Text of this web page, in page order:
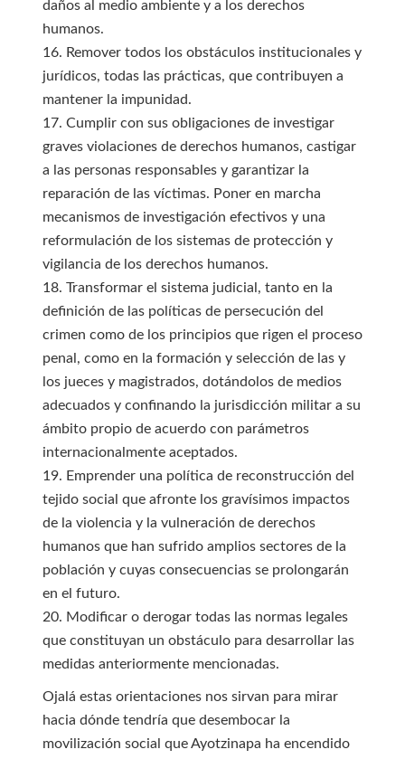
daños al medio ambiente y a los derechos
humanos.
16. Remover todos los obstáculos institucionales y
jurídicos, todas las prácticas, que contribuyen a
mantener la impunidad.
17. Cumplir con sus obligaciones de investigar
graves violaciones de derechos humanos, castigar
a las personas responsables y garantizar la
reparación de las víctimas. Poner en marcha
mecanismos de investigación efectivos y una
reformulación de los sistemas de protección y
vigilancia de los derechos humanos.
18. Transformar el sistema judicial, tanto en la
definición de las políticas de persecución del
crimen como de los principios que rigen el proceso
penal, como en la formación y selección de las y
los jueces y magistrados, dotándolos de medios
adecuados y confinando la jurisdicción militar a su
ámbito propio de acuerdo con parámetros
internacionalmente aceptados.
19. Emprender una política de reconstrucción del
tejido social que afronte los gravísimos impactos
de la violencia y la vulneración de derechos
humanos que han sufrido amplios sectores de la
población y cuyas consecuencias se prolongarán
en el futuro.
20. Modificar o derogar todas las normas legales
que constituyan un obstáculo para desarrollar las
medidas anteriormente mencionadas.
Ojalá estas orientaciones nos sirvan para mirar
hacia dónde tendría que desembocar la
movilización social que Ayotzinapa ha encendido